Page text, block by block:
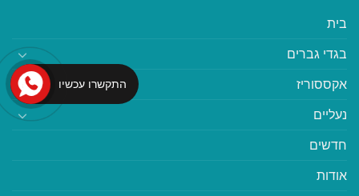
בית
בגדי גברים
אקססוריז
נעליים
חדשים
אודות
התקשרו עכשיו